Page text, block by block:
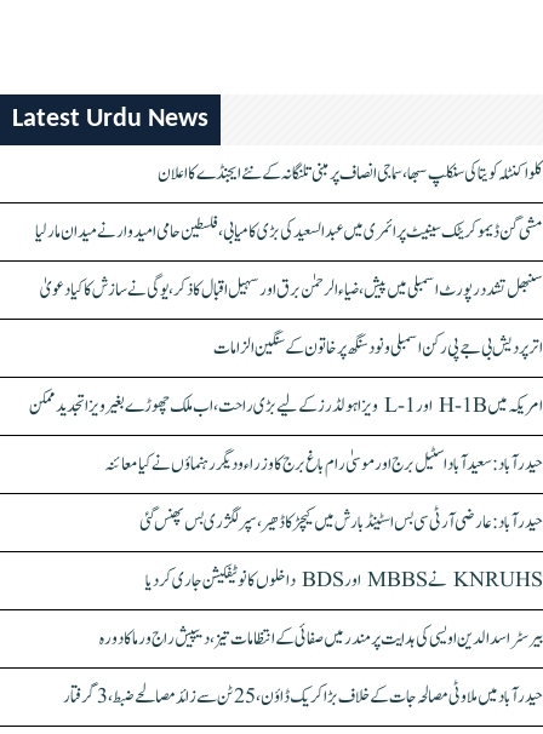
Latest Urdu News
کلواکنٹلہ کویتا کی سنکلپ سبھا، سماجی انصاف پر مبنی تلنگانہ کے نئے ایجنڈے کا اعلان
مشی گن ڈیموکریٹک سینیٹ پرائمری میں عبدالسعید کی بڑی کامیابی، فلسطین حامی امیدوار نے میدان مار لیا
سنبھل تشدد رپورٹ اسمبلی میں پیش، ضیاء الرحمٰن برق اور سہیل اقبال کا ذکر، یوگی نے سازش کا کیا دعویٰ
اتر پردیش بی جے پی رکن اسمبلی ونود سنگھ پر خاتون کے سنگین الزامات
امریکہ میں H-1B اور L-1 ویزا ہولڈرز کے لیے بڑی راحت، اب ملک چھوڑے بغیر ویزا تجدید ممکن
حیدرآباد: سعیدآباد اسٹیل برج اور موسیٰ رام باغ برج کا وزراء و دیگر رہنماؤں نے کیا معائنہ
حیدرآباد: عارضی آر ٹی سی بس اسٹینڈ بارش میں کیچڑ کا ڈھیر، سپر لگژری بس پھنس گئی
KNRUHS نے MBBS اور BDS داخلوں کا نوٹیفکیشن جاری کر دیا
بیرسٹر اسدالدین اویسی کی ہدایت پر مندر میں صفائی کے انتظامات تیز، دیپیش راج ورما کا دورہ
حیدرآباد میں ملاوٹی مصالحہ جات کے خلاف بڑا کریک ڈاؤن، 25 ٹن سے زائد مصالحے ضبط، 3 گرفتار